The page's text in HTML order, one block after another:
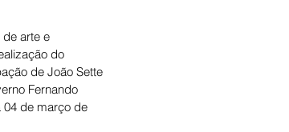
do
de João Sette
Fernando
04 de março de